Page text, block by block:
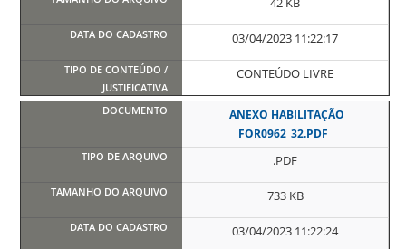
03/04/2023 11:22:17
CONTEÚDO LIVRE
ANEXO HABILITAÇÃO
FOR0962_32.PDF
.PDF
733 KB
03/04/2023 11:22:24